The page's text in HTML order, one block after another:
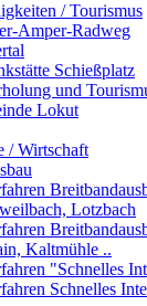
/ Tourismus
Amper-Radweg
Schießplatz
und
Lokut
/ Wirtschaft
Lotzbach
Kaltmühle ..
"Schnelles
Schnelles